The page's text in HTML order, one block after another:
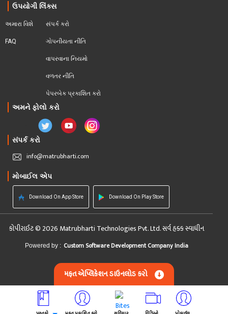
ઉપયોગી લિંક્સ
અમારા વિશે
FAQ
સંપર્ક કરો
ગોપનીયતા નીતિ
વાપરવાના નિયમો
વળતર નીતિ
પેપરબેક પ્રકાશિત કરો
અમને ફોલો કરો
સંપર્ક કરો
info@matrubharti.com
મોબાઈલ એપ
Download On App Store Download On Play Store
કોપીરાઈટ © 2026 Matrubharti Technologies Pvt. Ltd. સર્વ હક્ક સ્વાધીન
Powered by : Custom Software Development Company India
મફત એપ્લિકેશન ડાઉનલોડ કરો